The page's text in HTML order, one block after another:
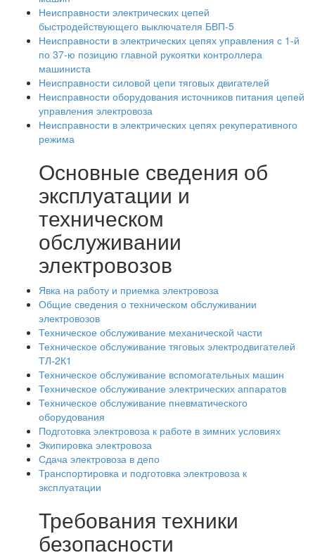
Неисправности электрических цепей
быстродействующего выключателя БВП-5
Неисправности в электрических цепях управления с 1-й
по 37-ю позицию главной рукоятки контроллера
машиниста
Неисправности силовой цепи тяговых двигателей
Неисправности оборудования источников питания цепей
управления электровоза
Неисправности в электрических цепях рекуперативного
режима
Основные сведения об
эксплуатации и
техническом
обслуживании
электровозов
Явка на работу и приемка электровоза
Общие сведения о техническом обслуживании
электровозов
Техническое обслуживание механической части
Техническое обслуживание тяговых электродвигателей
ТЛ-2К1
Техническое обслуживание вспомогательных машин
Техническое обслуживание электрических аппаратов
Техническое обслуживание пневматического
оборудования
Подготовка электровоза к работе в зимних условиях
Экипировка электровоза
Сдача электровоза в депо
Транспортировка и подготовка электровоза к
эксплуатации
Требования техники
безопасности